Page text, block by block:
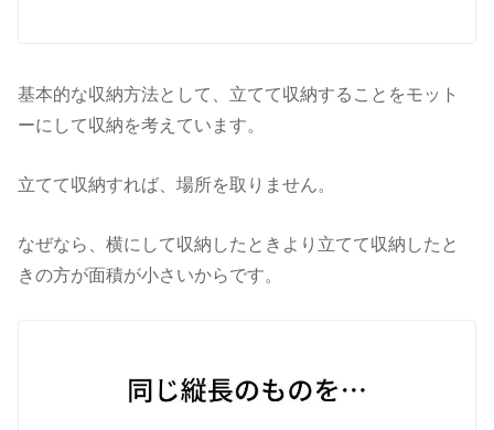
基本的な収納方法として、立てて収納することをモット
ーにして収納を考えています。
立てて収納すれば、場所を取りません。
なぜなら、横にして収納したときより立てて収納したと
きの方が面積が小さいからです。